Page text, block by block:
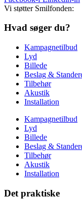
Vi støtter Smilfonden:
Hvad søger du?
Kampagnetilbud
Lyd
Billede
Beslag &
Tilbehør
Akustik
Installation
Kampagnetilbud
Lyd
Billede
Beslag &
Tilbehør
Akustik
Installation
Det praktiske